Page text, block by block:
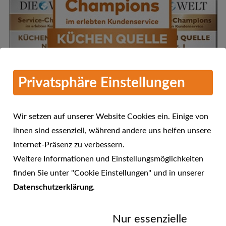
Mehr Informationen
KÜCHEN QUELLE - Service-
Champions 2016 im erlebten
Privatsphäre Einstellungen
Wir setzen auf unserer Website Cookies ein. Einige von
ihnen sind essenziell, während andere uns helfen unsere
Internet-Präsenz zu verbessern.
Weitere Informationen und Einstellungsmöglichkeiten
finden Sie unter "Cookie Einstellungen" und in unserer
Datenschutzerklärung.
Nur essenzielle